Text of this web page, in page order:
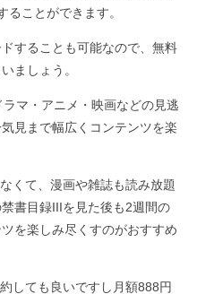
ことができます。
することも可能なので、無料
ましょう。
マ・アニメ・映画などの見逃
見まで幅広くコンテンツを楽
くて、漫画や雑誌も読み放題
書目録IIIを見た後も2週間の
を楽しみ尽くすのがおすすめ
しても良いですし月額888円